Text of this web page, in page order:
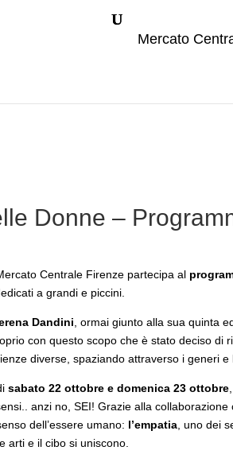
Mercato
Donne –
Centrale Firenze partecipa al
a grandi e piccini.
Dandini , ormai giunto alla sua quinta
con questo scopo che è stato deciso
diverse, spaziando attraverso i generi e
sabato 22 ottobre e domenica 23 ottobre
anzi no, SEI! Grazie alla collaborazione
dell’essere umano: l’empatia , uno dei
arti e il cibo si uniscono.